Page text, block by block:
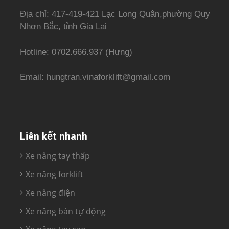
Địa chỉ: 417-419-421 Lạc Long Quân,phường Quy
Nhơn Bắc, tỉnh Gia Lai
Hotline: 0702.666.937 (Hưng)
Email: hungtran.vinaforklift@gmail.com
Liên kết nhanh
Xe nâng tay thấp
Xe nâng forklift
Xe nâng điện
Xe nâng bán tự động